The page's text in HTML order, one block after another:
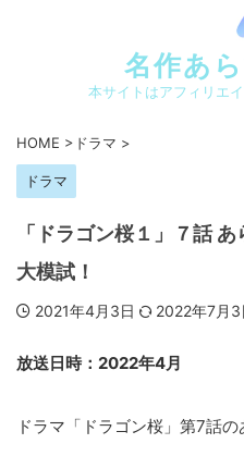
名作あ
本サイトはアフィリエ
HOME > ドラマ >
ドラマ
「ドラゴン桜１」７話
大模試！
2021年4月3日 2022年7月3
放送日時：2022年4月
ドラマ「ドラゴン桜」第7話